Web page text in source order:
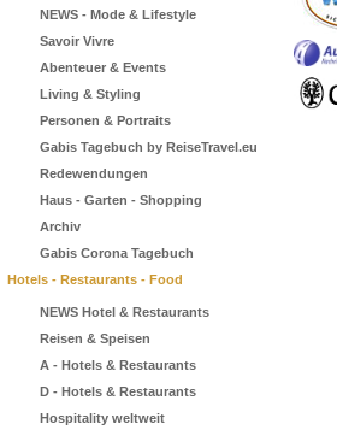
NEWS - Mode & Lifestyle
Savoir Vivre
Abenteuer & Events
Living & Styling
Personen & Portraits
Gabis Tagebuch by ReiseTravel.eu
Redewendungen
Haus - Garten - Shopping
Archiv
Gabis Corona Tagebuch
Hotels - Restaurants - Food
NEWS Hotel & Restaurants
Reisen & Speisen
A - Hotels & Restaurants
D - Hotels & Restaurants
Hospitality weltweit